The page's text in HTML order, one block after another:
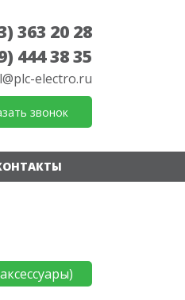
363 20 28
444 38 35
electro.ru
звонок